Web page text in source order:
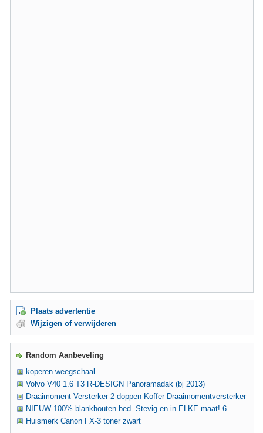
Plaats advertentie
Wijzigen of verwijderen
Random Aanbeveling
koperen weegschaal
Volvo V40 1.6 T3 R-DESIGN Panoramadak (bj 2013)
Draaimoment Versterker 2 doppen Koffer Draaimomentversterker
NIEUW 100% blankhouten bed. Stevig en in ELKE maat! 6
Huismerk Canon FX-3 toner zwart